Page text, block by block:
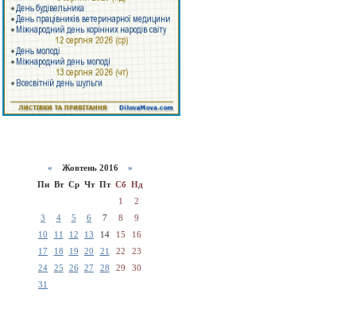
« Жовтень 2016 »
Пн Вт Ср Чт Пт Сб Нд
1
2
3
4 5 6 7 8
9
10
11 12 13 14 15
16
17
18 19 20 21 22
23
24
25 26 27 28 29
30
31